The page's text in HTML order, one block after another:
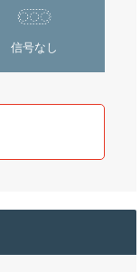
信号なし